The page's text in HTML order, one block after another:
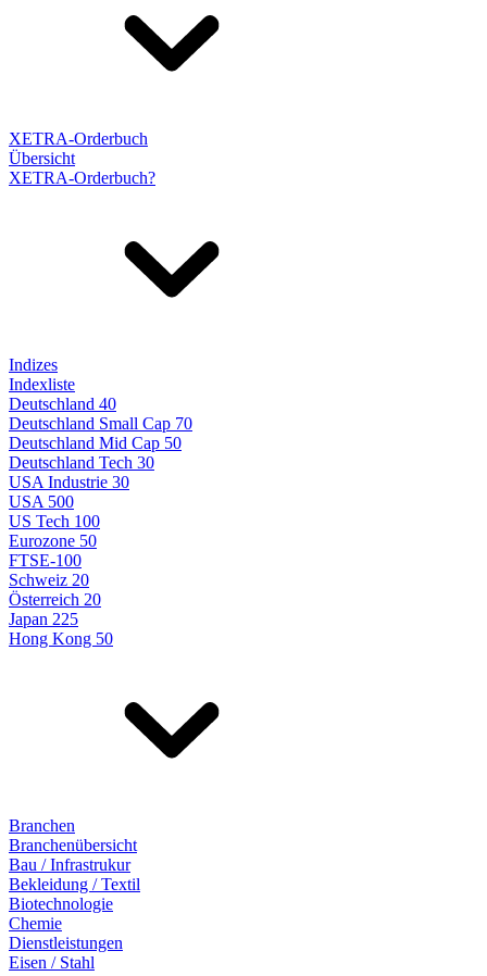
XETRA-Orderbuch
Übersicht
XETRA-Orderbuch?
Indizes
Indexliste
Deutschland 40
Deutschland Small Cap 70
Deutschland Mid Cap 50
Deutschland Tech 30
USA Industrie 30
USA 500
US Tech 100
Eurozone 50
FTSE-100
Schweiz 20
Österreich 20
Japan 225
Hong Kong 50
Branchen
Branchenübersicht
Bau / Infrastrukur
Bekleidung / Textil
Biotechnologie
Chemie
Dienstleistungen
Eisen / Stahl